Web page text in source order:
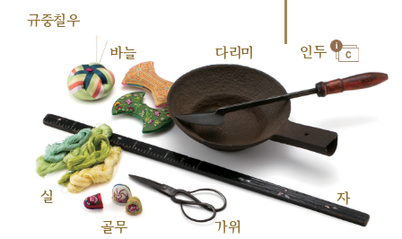
규중칠우
바늘
다리미 인두
실
골무
가위
자